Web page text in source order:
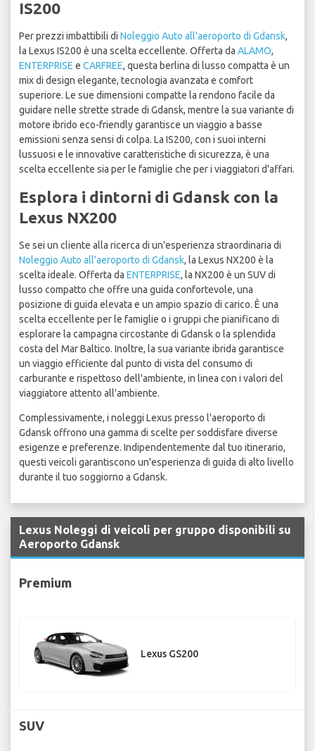
IS200
Per prezzi imbattibili di Noleggio Auto all'aeroporto di Gdansk,
la Lexus IS200 è una scelta eccellente. Offerta da ALAMO,
ENTERPRISE e CARFREE, questa berlina di lusso compatta è un
mix di design elegante, tecnologia avanzata e comfort
superiore. Le sue dimensioni compatte la rendono facile da
guidare nelle strette strade di Gdansk, mentre la sua variante di
motore ibrido eco-friendly garantisce un viaggio a basse
emissioni senza sensi di colpa. La IS200, con i suoi interni
lussuosi e le innovative caratteristiche di sicurezza, è una
scelta eccellente sia per le famiglie che per i viaggiatori d'affari.
Esplora i dintorni di Gdansk con la
Lexus NX200
Se sei un cliente alla ricerca di un'esperienza straordinaria di
Noleggio Auto all'aeroporto di Gdansk, la Lexus NX200 è la
scelta ideale. Offerta da ENTERPRISE, la NX200 è un SUV di
lusso compatto che offre una guida confortevole, una
posizione di guida elevata e un ampio spazio di carico. È una
scelta eccellente per le famiglie o i gruppi che pianificano di
esplorare la campagna circostante di Gdansk o la splendida
costa del Mar Baltico. Inoltre, la sua variante ibrida garantisce
un viaggio efficiente dal punto di vista del consumo di
carburante e rispettoso dell'ambiente, in linea con i valori del
viaggiatore attento all'ambiente.
Complessivamente, i noleggi Lexus presso l'aeroporto di
Gdansk offrono una gamma di scelte per soddisfare diverse
esigenze e preferenze. Indipendentemente dal tuo itinerario,
questi veicoli garantiscono un'esperienza di guida di alto livello
durante il tuo soggiorno a Gdansk.
Lexus Noleggi di veicoli per gruppo disponibili su
Aeroporto Gdansk
Premium
Lexus GS200
SUV